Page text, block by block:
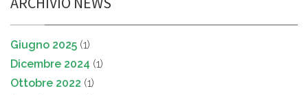
Giugno 2025 (1)
Dicembre 2024 (1)
Ottobre 2022 (1)